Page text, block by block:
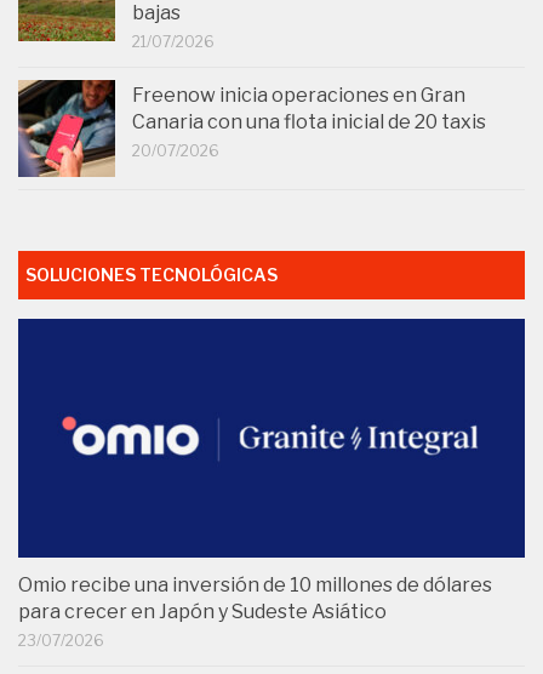
bajas
21/07/2026
Freenow inicia operaciones en Gran
Canaria con una flota inicial de 20 taxis
20/07/2026
SOLUCIONES TECNOLÓGICAS
Omio recibe una inversión de 10 millones de dólares
para crecer en Japón y Sudeste Asiático
23/07/2026